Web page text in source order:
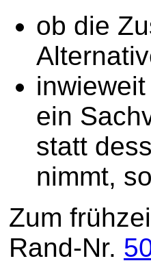
ob die
ein
statt
nimmt,
Zum
Rand-Nr.